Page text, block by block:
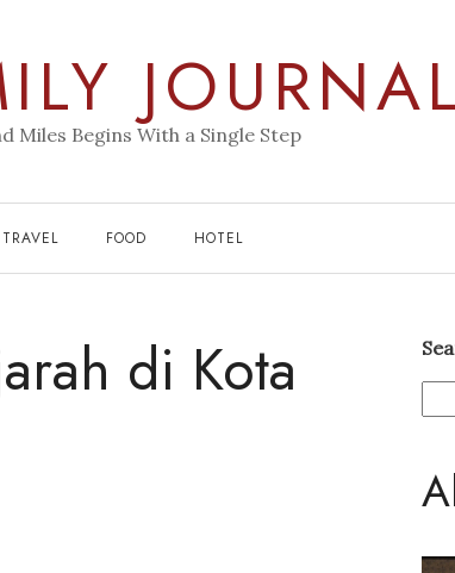
JOURNAL
Miles Begins With a Single Step
TRAVEL FOOD HOTEL
di Kota